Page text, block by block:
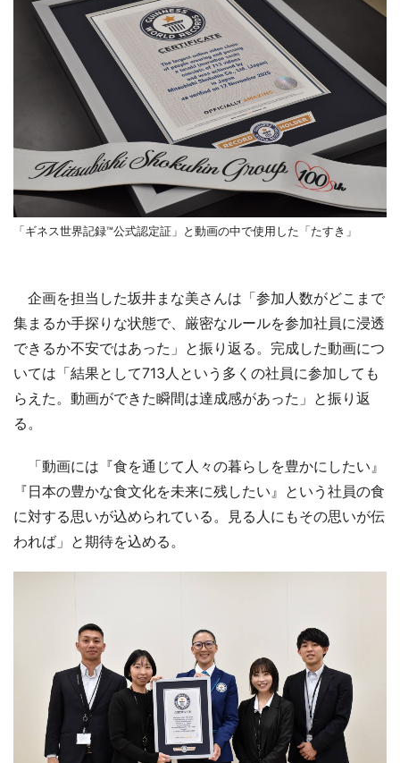
「ギネス世界記録™公式認定証」と動画の中で使用した「たすき」
企画を担当した坂井まな美さんは「参加人数がどこまで
集まるか手探りな状態で、厳密なルールを参加社員に浸透
できるか不安ではあった」と振り返る。完成した動画につ
いては「結果として713人という多くの社員に参加しても
らえた。動画ができた瞬間は達成感があった」と振り返
る。
「動画には『食を通じて人々の暮らしを豊かにしたい』
『日本の豊かな食文化を未来に残したい』という社員の食
に対する思いが込められている。見る人にもその思いが伝
われば」と期待を込める。